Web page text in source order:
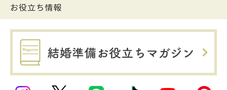
お役立ち情報